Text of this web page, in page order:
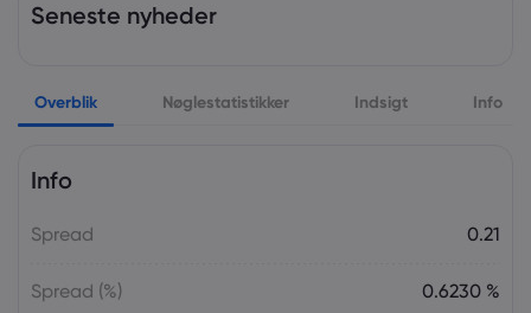
Seneste nyheder
Overblik Nøglestatistikker Indsigt Info
Info
Spread 0.21
Spread (%) 0.6230 %